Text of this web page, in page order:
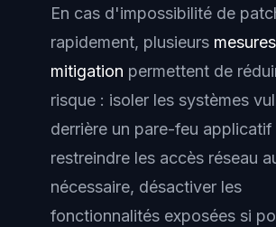
En cas d'impossibilité de
rapidement, plusieurs
mitigation permettent de
risque : isoler les systèmes
derrière un pare-feu
restreindre les accès réseau
nécessaire, désactiver les
fonctionnalités exposées si